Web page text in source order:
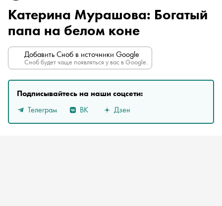
Катерина Мурашова: Богатый
папа на белом коне
Добавить Сноб в источники Google
Сноб будет чаще появляться у вас в Google.
Подписывайтесь на наши соцсети:
Телеграм
ВК Дзен